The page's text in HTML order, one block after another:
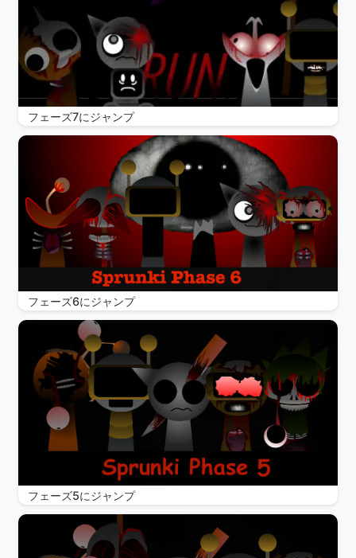
フェーズ7にジャンプ
フェーズ6にジャンプ
フェーズ5にジャンプ